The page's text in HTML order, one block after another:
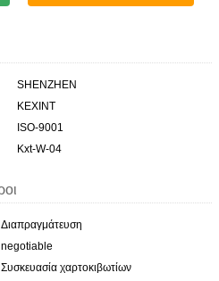
SHENZHEN
KEXINT
ISO-9001
Kxt-W-04
Διαπραγμάτευση
negotiable
Συσκευασία χαρτοκιβωτίων